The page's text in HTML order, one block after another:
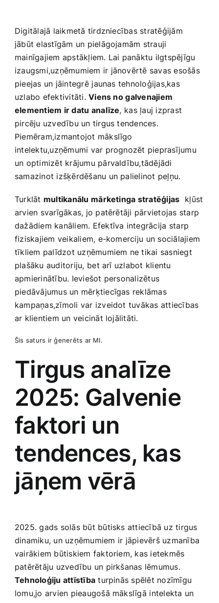
Digitālajā laikmetā tirdzniecības stratēģijām
jābūt elastīgām un ‌pielāgojamām strauji
mainīgajiem apstākļiem. Lai panāktu ilgtspējīgu ​
izaugsmi,uzņēmumiem ir jānovērtē savas esošās
pieejas un jāintegrē ⁢jaunas tehnoloģijas,kas
uzlabo efektivitāti.Viens no⁤ galvenajiem
elementiem ir datu ⁤analīze, ⁢kas ļauj izprast
pircēju uzvedību un tirgus tendences.
Piemēram,izmantojot mākslīgo
intelektu,uzņēmumi var prognozēt pieprasījumu
un optimizēt krājumu pārvaldību,tādējādi
samazinot izšķērdēšanu un palielinot peļņu.​
Turklāt multikanālu ⁤mārketinga stratēģijas ⁢ kļūst
arvien svarīgākas, jo patērētāji ‍pārvietojas starp
dažādiem kanāliem. Efektīva integrācija⁣ starp
fiziskajiem veikaliem, e-komerciju ⁣un sociālajiem
tīkliem palīdzot uzņēmumiem ne tikai sasniegt
plašāku auditoriju, ⁣bet arī uzlabot klientu
apmierinātību. Ieviešot personalizētus
piedāvājumus un mērķtiecīgas reklāmas
kampaņas,zīmoli var izveidot tuvākas attiecības
ar klientiem un veicināt ​lojālitāti.
Šis saturs ir ģenerēts ar MI.
Tirgus analīze
2025: Galvenie
faktori un
tendences, kas ​
jāņem vērā
2025. gads‍ solās ‍būt būtisks attiecībā uz tirgus‌
dinamiku, un uzņēmumiem⁣ ir jāpievērš uzmanība
vairākiem būtiskiem faktoriem, kas ‍ietekmēs
patērētāju ‍uzvedību un pirkšanas lēmumus.
Tehnoloģiju attīstība turpinās spēlēt nozīmīgu
lomu,jo arvien pieaugošā mākslīgā⁢ intelekta un